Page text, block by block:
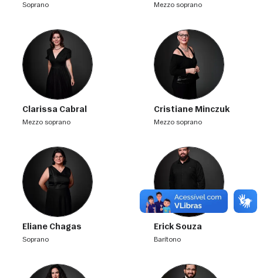
soprano mezzo soprano
Clarissa Cabral
mezzo soprano
Cristiane Minczuk
mezzo soprano
Eliane Chagas
soprano
Erick Souza
barítono